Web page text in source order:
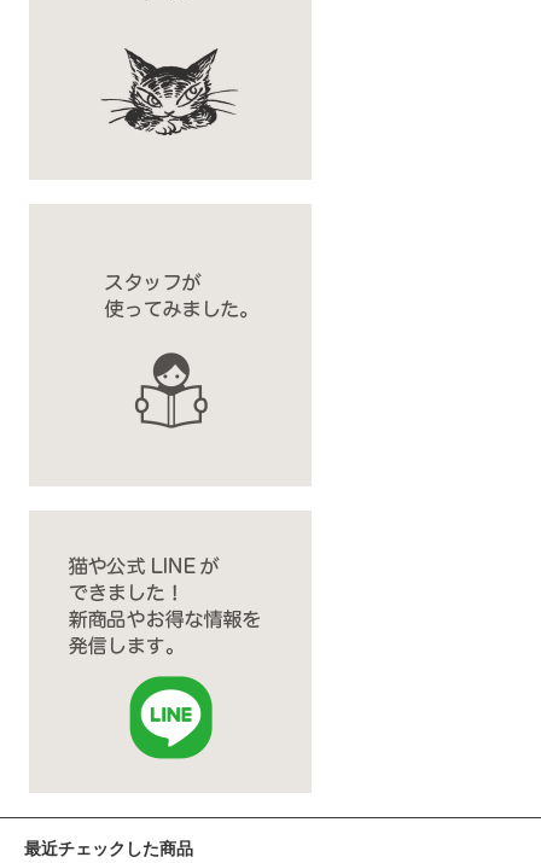
最近チェックした商品